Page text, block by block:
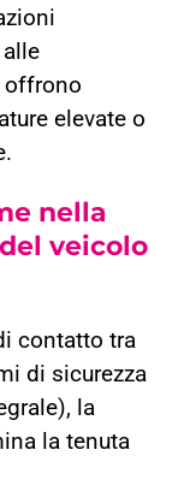
offrono
elevate o
nella
veicolo
contatto tra
di sicurezza
la
la tenuta